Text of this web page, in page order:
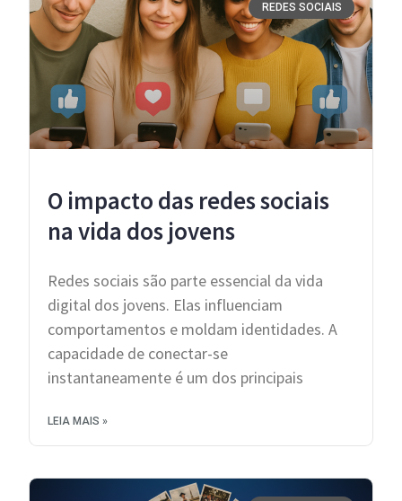
REDES SOCIAIS
O impacto das redes sociais
na vida dos jovens
Redes sociais são parte essencial da vida
digital dos jovens. Elas influenciam
comportamentos e moldam identidades. A
capacidade de conectar-se
instantaneamente é um dos principais
LEIA MAIS »